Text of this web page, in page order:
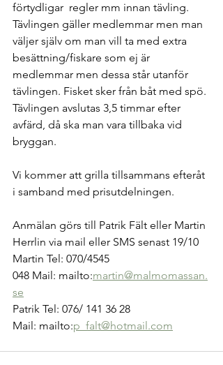
förtydligar  regler mm innan tävling.
Tävlingen gäller medlemmar men man
väljer själv om man vill ta med extra
besättning/fiskare som ej är
medlemmar men dessa står utanför
tävlingen. Fisket sker från båt med spö.
Tävlingen avslutas 3,5 timmar efter
avfärd, då ska man vara tillbaka vid
bryggan.
Vi kommer att grilla tillsammans efteråt
i samband med prisutdelningen.
Anmälan görs till Patrik Fält eller Martin
Herrlin via mail eller SMS senast 19/10
Martin Tel: 070/4545
048 Mail: mailto:martin@malmomassan.
se
Patrik Tel: 076/ 141 36 28
Mail: mailto:p_falt@hotmail.com